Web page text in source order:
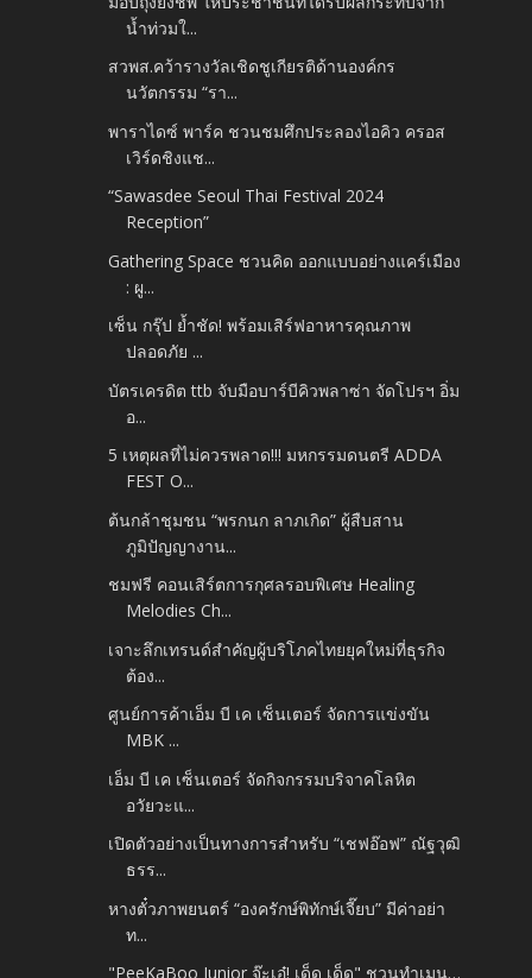
น้ำท่วมใ...
สวพส.คว้ารางวัลเชิดชูเกียรติด้านองค์กร
นวัตกรรม “รา...
พาราไดซ์ พาร์ค ชวนชมศึกประลองไอคิว ครอส
เวิร์ดชิงแช...
“Sawasdee Seoul Thai Festival 2024
Reception”
Gathering Space ชวนคิด ออกแบบอย่างแคร์เมือง
: ผู...
เซ็น กรุ๊ป ย้ำชัด! พร้อมเสิร์ฟอาหารคุณภาพ
ปลอดภัย ...
บัตรเครดิต ttb จับมือบาร์บีคิวพลาซ่า จัดโปรฯ อิ่ม
อ...
5 เหตุผลที่ไม่ควรพลาด!!! มหกรรมดนตรี ADDA
FEST O...
ต้นกล้าชุมชน “พรกนก ลาภเกิด” ผู้สืบสาน
ภูมิปัญญางาน...
ชมฟรี คอนเสิร์ตการกุศลรอบพิเศษ Healing
Melodies Ch...
เจาะลึกเทรนด์สำคัญผู้บริโภคไทยยุคใหม่ที่ธุรกิจ
ต้อง...
ศูนย์การค้าเอ็ม บี เค เซ็นเตอร์ จัดการแข่งขัน
MBK ...
เอ็ม บี เค เซ็นเตอร์ จัดกิจกรรมบริจาคโลหิต
อวัยวะแ...
เปิดตัวอย่างเป็นทางการสำหรับ “เชฟอ๊อฟ” ณัฐวุฒิ
ธรร...
หางตั๋วภาพยนตร์ “องครักษ์พิทักษ์เจี๊ยบ” มีค่าอย่า
ท...
"PeeKaBoo Junior จ๊ะเอ๋! เด็ด เด็ด" ชวนทำเมนู…